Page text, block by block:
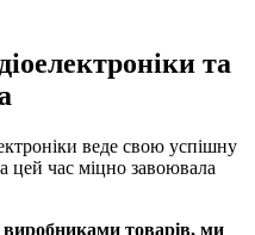
та
веде свою успішну
цей час міцно завоювала
товарів, ми